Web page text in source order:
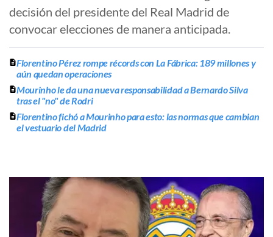
decisión del presidente del Real Madrid de
convocar elecciones de manera anticipada.
Florentino Pérez rompe récords con La Fábrica: 189 millones y
aún quedan operaciones
Mourinho le da una nueva responsabilidad a Bernardo Silva
tras el "no" de Rodri
Florentino fichó a Mourinho para esto: las normas que cambian
el vestuario del Madrid